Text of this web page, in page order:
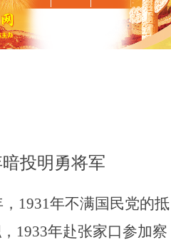
投明勇将军
1931年不满国民党的抵
1933年赴张家口参加察